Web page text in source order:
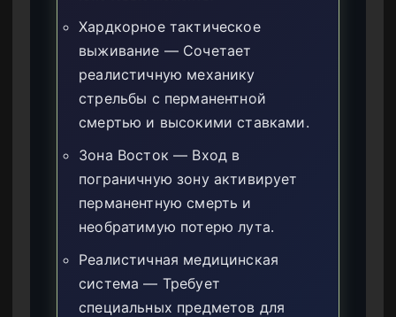
Хардкорное тактическое
выживание — Сочетает
реалистичную механику
стрельбы с перманентной
смертью и высокими ставками.
Зона Восток — Вход в
пограничную зону активирует
перманентную смерть и
необратимую потерю лута.
Реалистичная медицинская
система — Требует
специальных предметов для